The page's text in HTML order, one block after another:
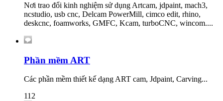
Nơi trao đổi kinh nghiệm sử dụng Artcam, jdpaint, mach3,
ncstudio, usb cnc, Delcam PowerMill, cimco edit, rhino,
deskcnc, foamworks, GMFC, Kcam, turboCNC, wincom....
Phần mềm ART
Các phần mềm thiết kế dạng ART cam, Jdpaint, Carving...
112